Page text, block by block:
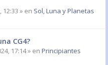
12:33 » en Sol, Luna y Planetas
CG4?
17:14 » en Principiantes